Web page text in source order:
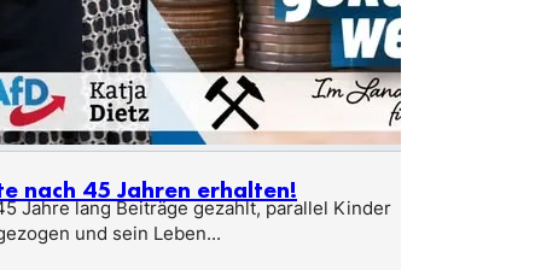
nach 45 Jahren erhalten!
Jahre lang Beiträge gezahlt, parallel Kinder
und sein Leben...